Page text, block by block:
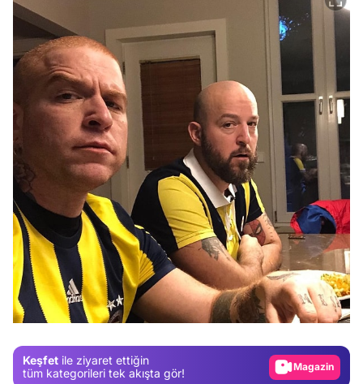
Keşfet ile ziyaret ettiğin
tüm kategorileri tek akışta gör!
Video
Test
Gündem
Video